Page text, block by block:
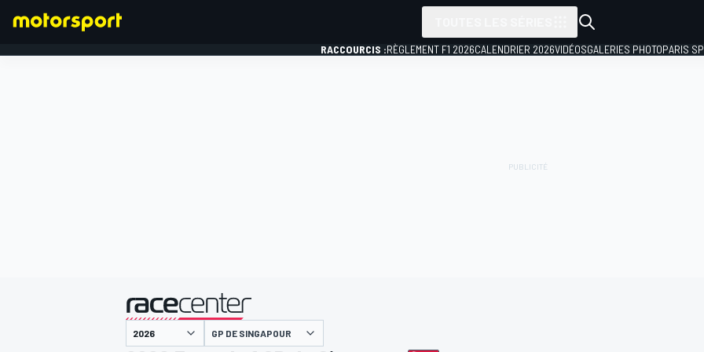
RACCOURCIS :RÈGLEMENT F1 2026CALENDRIER 2026VIDÉOSGALERIES PHOTOPARIS
présenté par
GP DE SINGAPOUR